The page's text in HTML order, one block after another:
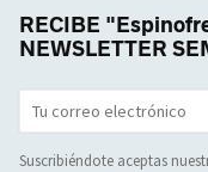
RECIBE
NEWSLETTER
Suscribiéndote aceptas